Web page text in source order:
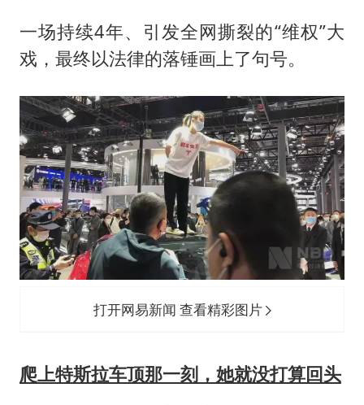
一场持续4年、引发全网撕裂的“维权”大
戏，最终以法律的落锤画上了句号。
打开网易新闻 查看精彩图片
爬上特斯拉车顶那一刻，她就没打算回头